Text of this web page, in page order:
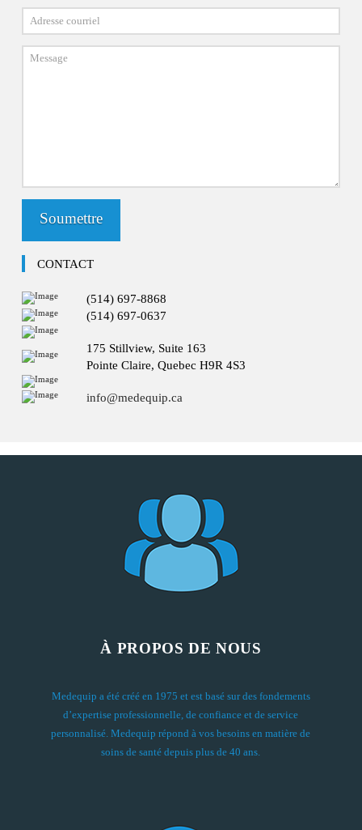
CONTACT
(514) 697-8868
(514) 697-0637
175 Stillview, Suite 163
Pointe Claire, Quebec H9R 4S3
info@medequip.ca
À PROPOS DE NOUS
Medequip a été créé en 1975 et est basé sur des fondements
d’expertise professionnelle, de confiance et de service
personnalisé. Medequip répond à vos besoins en matière de
soins de santé depuis plus de 40 ans.